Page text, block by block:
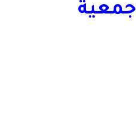
جمعية